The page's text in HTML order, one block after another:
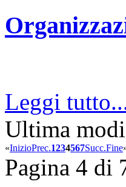
Leggi
Ultima
«InizioPrec.1234567Succ.Fine
Pagina 4 di